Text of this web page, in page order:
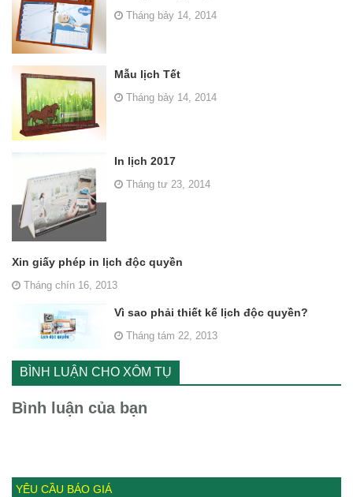
Tháng bảy 14, 2014
Mẫu lịch Tết
Tháng bảy 14, 2014
In lịch 2017
Tháng tư 23, 2014
Xin giấy phép in lịch độc quyền
Tháng chín 16, 2013
Vì sao phải thiết kế lịch độc quyền?
Tháng tám 22, 2013
BÌNH LUẬN CHO XÔM TỤ
Bình luận của bạn
YÊU CẦU BÁO GIÁ